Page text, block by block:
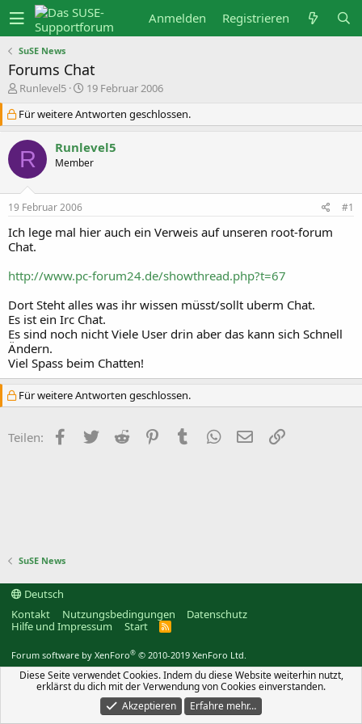
Anmelden Registrieren
SuSE News
Forums Chat
E
s
t
e
Runlevel5
E
s
t
l
l
m
19 Februar 2006
Für weitere Antworten geschlossen.
R Runlevel5
Member
19 Februar 2006 #1
Ich lege mal hier auch ein Verweis auf unseren root-forum
Chat.
http://www.pc-forum24.de/showthread.php?t=67
Dort Steht alles was ihr wissen müsst/sollt uberm Chat.
Es ist ein Irc Chat.
Es sind noch nicht Viele User drin aber das kann sich Schnell
Ändern.
Viel Spass beim Chatten!
Für weitere Antworten geschlossen.
Teilen: Facebook
TwitterReddit PinterestTumblr WhatsApp
E-MailLink
SuSE News
Deutsch
Kontakt
Nutzungsbedingungen
Datenschutz
Hilfe und Impressum
Start
R
Forum software by XenForo® © 2010-2019 XenForo Ltd.
Diese Seite verwendet Cookies. Indem du diese Website weiterhin nutzt,
erklärst du dich mit der Verwendung von Cookies einverstanden.
Akzeptieren
Erfahre mehr…